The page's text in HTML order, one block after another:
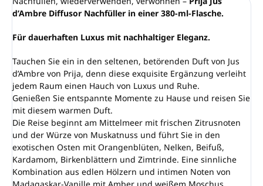
d’Ambre Diffusor Nachfüller in einer 380-ml-Flasche.
Für dauerhaften Luxus mit nachhaltiger Eleganz.
Tauchen Sie ein in den seltenen, betörenden Duft von Jus
d’Ambre von Prija, denn diese exquisite Ergänzung verleiht
jedem Raum einen Hauch von Luxus und Ruhe.
Genießen Sie entspannte Momente zu Hause und reisen Sie
mit diesem warmen Duft.
Die Reise beginnt am Mittelmeer mit frischen Zitrusnoten
und der Würze von Muskatnuss und führt Sie in den
exotischen Osten mit Orangenblüten, Nelken, Beifuß,
Kardamom, Birkenblättern und Zimtrinde. Eine sinnliche
Kombination aus edlen Hölzern und intimen Noten von